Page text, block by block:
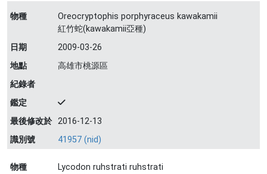
物種
Oreocryptophis porphyraceus kawakamii
紅竹蛇(kawakamii亞種)
日期
2009-03-26
地點
高雄市桃源區
紀錄者
鑑定
最後修改於 2016-12-13
識別號
41957 (nid)
物種
Lycodon ruhstrati ruhstrati